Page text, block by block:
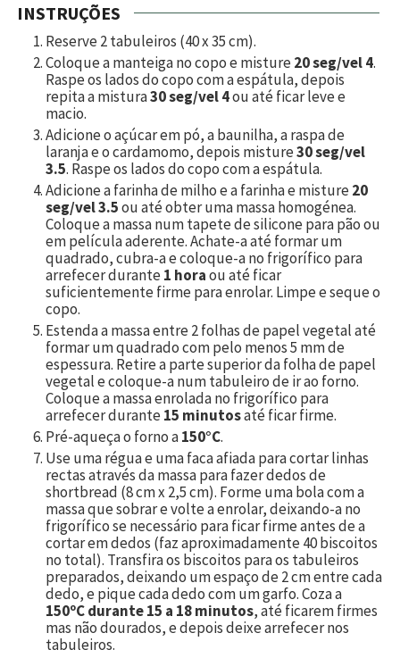
INSTRUÇÕES
Reserve 2 tabuleiros (40 x 35 cm).
Coloque a manteiga no copo e misture20 seg/vel 4.
Raspe os lados do copo com a espátula, depois
repita a mistura30 seg/vel 4ou até ficar leve e
macio.
Adicione o açúcar em pó, a baunilha, a raspa de
laranja e o cardamomo, depois misture30 seg/vel
3.5. Raspe os lados do copo com a espátula.
Adicione a farinha de milho e a farinha e misture20
seg/vel 3.5ou até obter uma massa homogénea.
Coloque a massa num tapete de silicone para pão ou
em película aderente. Achate-a até formar um
quadrado, cubra-a e coloque-a no frigorífico para
arrefecer durante1 horaou até ficar
suficientemente firme para enrolar. Limpe e seque o
copo.
Estenda a massa entre 2 folhas de papel vegetal até
formar um quadrado com pelo menos 5 mm de
espessura. Retire a parte superior da folha de papel
vegetal e coloque-a num tabuleiro de ir ao forno.
Coloque a massa enrolada no frigorífico para
arrefecer durante15 minutosaté ficar firme.
Pré-aqueça o forno a150°C.
Use uma régua e uma faca afiada para cortar linhas
rectas através da massa para fazer dedos de
shortbread (8 cm x 2,5 cm). Forme uma bola com a
massa que sobrar e volte a enrolar, deixando-a no
frigorífico se necessário para ficar firme antes de a
cortar em dedos (faz aproximadamente40biscoitos
no total). Transfira os biscoitos para os tabuleiros
preparados, deixando um espaço de 2 cm entre cada
dedo, e pique cada dedo com um garfo. Coza a
150ºC durante 15 a 18 minutos, até ficarem firmes
mas não dourados, e depois deixe arrefecer nos
tabuleiros.